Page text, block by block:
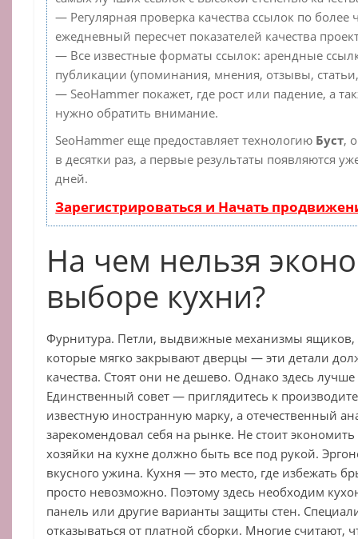
— Регулярная проверка качества ссылок по более
ежедневный пересчет показателей качества
— Все известные форматы ссылок: арендные
публикации (упоминания, мнения, отзывы,
— SeoHammer покажет, где рост или падение, а
нужно обратить внимание.
SeoHammer еще предоставляет технологию Буст,
в десятки раз, а первые результаты появляются
дней.
Зарегистрироваться и Начать
На чем нельзя
выборе кухни?
Фурнитура. Петли, выдвижные механизмы
которые мягко закрывают дверцы — эти детали
качества. Стоят они не дешево. Однако здесь
Единственный совет — приглядитесь к
известную иностранную марку, а отечественный
зарекомендовал себя на рынке. Не стоит
хозяйки на кухне должно быть все под рукой.
вкусного ужина. Кухня — это место, где избежать
просто невозможно. Поэтому здесь необходим
панель или другие варианты защиты стен.
отказываться от платной сборки. Многие считают,